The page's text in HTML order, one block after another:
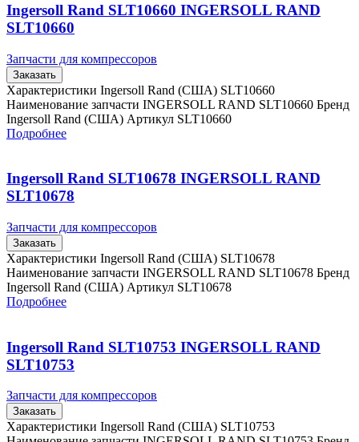
Ingersoll Rand SLT10660 INGERSOLL RAND
SLT10660
Запчасти для компрессоров
Заказать
Характеристики Ingersoll Rand (США) SLT10660
Наименование запчасти INGERSOLL RAND SLT10660 Бренд
Ingersoll Rand (США) Артикул SLT10660
Подробнее
Ingersoll Rand SLT10678 INGERSOLL RAND
SLT10678
Запчасти для компрессоров
Заказать
Характеристики Ingersoll Rand (США) SLT10678
Наименование запчасти INGERSOLL RAND SLT10678 Бренд
Ingersoll Rand (США) Артикул SLT10678
Подробнее
Ingersoll Rand SLT10753 INGERSOLL RAND
SLT10753
Запчасти для компрессоров
Заказать
Характеристики Ingersoll Rand (США) SLT10753